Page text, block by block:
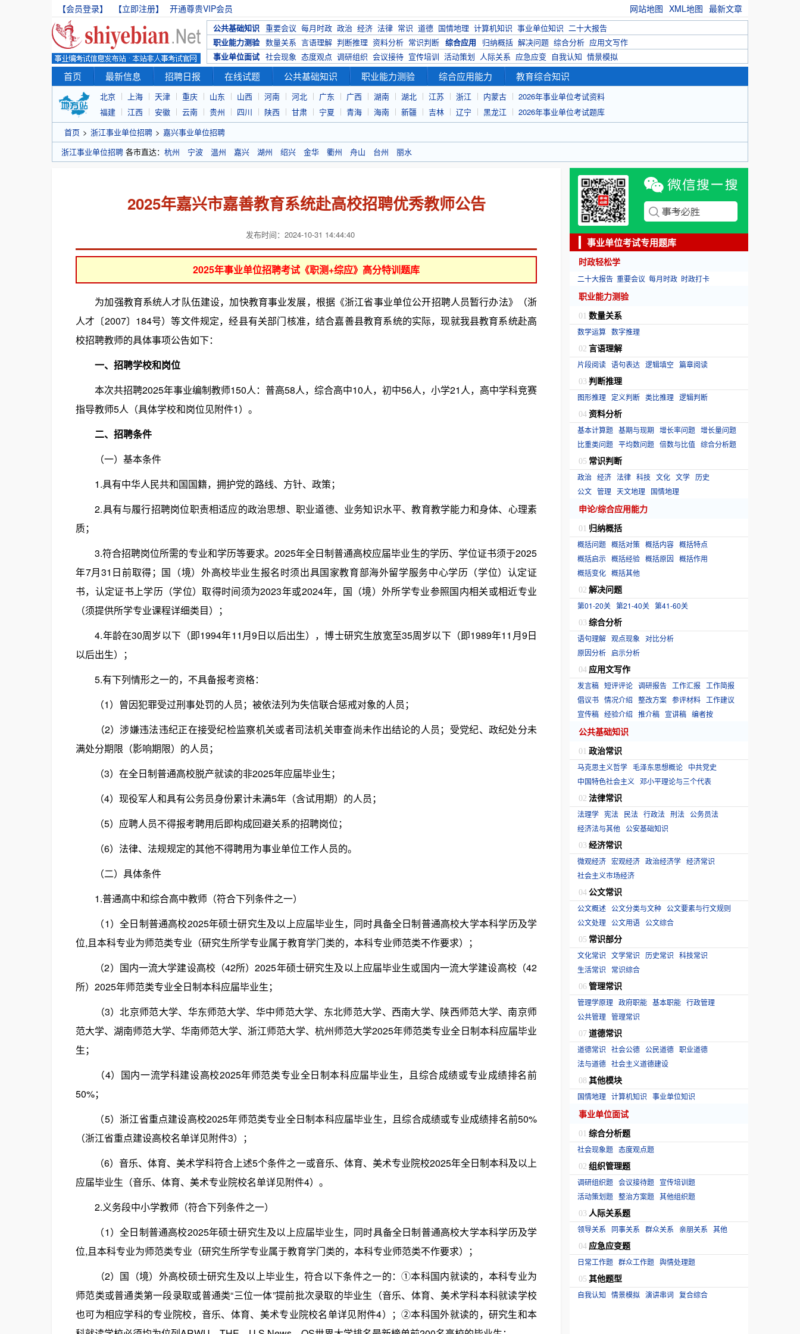
【会员登录】 【立即注册】 开通尊贵VIP会员 网站地图 XML地图 最新文章
公共基础知识 重要会议 每月时政 政治 经济 法律 常识 道德 国情地理 计算机知识 事业单位知识 二十大报告
职业能力测验 数量关系 言语理解 判断推理 资料分析 常识判断 综合应用 归纳概括 解决问题 综合分析 应用文写作
事业单位面试 社会现象 态度观点 调研组织 会议接待 宣传培训 活动策划 人际关系 应急应变 自我认知 情景模拟
首页 最新信息 招聘日报 在线试题 公共基础知识 职业能力测验 综合应用能力 教育综合知识
北京 上海 天津 重庆 山东 山西 河南 河北 广东 广西 湖南 湖北 江苏 浙江 内蒙古
2026年事业单位考试资料
福建
江西 安徽 云南 贵州 四川 陕西 甘肃 宁夏 青海 海南 新疆 吉林 辽宁 黑龙江
2026年事业单位考试题库
首页 > 浙江事业单位招聘 > 嘉兴事业单位招聘
浙江事业单位招聘 各市直达： 杭州 宁波 温州 嘉兴 湖州 绍兴 金华 衢州 舟山 台州 丽水
2025年嘉兴市嘉善教育系统赴高校招聘优秀教师公告
发布时间：2024-10-31 14:44:40
2025年事业单位招聘考试《职测+综应》高分特训题库
为加强教育系统人才队伍建设，加快教育事业发展，根据《浙江省事业单位公开招聘人员暂行办法》（浙
人才〔2007〕184号）等文件规定，经县有关部门核准，结合嘉善县教育系统的实际，现就我县教育系统赴高
校招聘教师的具体事项公告如下：
一、招聘学校和岗位
本次共招聘2025年事业编制教师150人：普高58人，综合高中10人，初中56人，小学21人，高中学科竞赛
指导教师5人（具体学校和岗位见附件1）。
二、招聘条件
（一）基本条件
1.具有中华人民共和国国籍，拥护党的路线、方针、政策；
2.具有与履行招聘岗位职责相适应的政治思想、职业道德、业务知识水平、教育教学能力和身体、心理素
质；
3.符合招聘岗位所需的专业和学历等要求。2025年全日制普通高校应届毕业生的学历、学位证书须于2025
年7月31日前取得；国（境）外高校毕业生报名时须出具国家教育部海外留学服务中心学历（学位）认定证
书，认定证书上学历（学位）取得时间须为2023年或2024年，国（境）外所学专业参照国内相关或相近专业
（须提供所学专业课程详细类目）；
4.年龄在30周岁以下（即1994年11月9日以后出生），博士研究生放宽至35周岁以下（即1989年11月9日
以后出生）；
5.有下列情形之一的，不具备报考资格：
（1）曾因犯罪受过刑事处罚的人员；被依法列为失信联合惩戒对象的人员；
（2）涉嫌违法违纪正在接受纪检监察机关或者司法机关审查尚未作出结论的人员；受党纪、政纪处分未
满处分期限（影响期限）的人员；
（3）在全日制普通高校脱产就读的非2025年应届毕业生；
（4）现役军人和具有公务员身份累计未满5年（含试用期）的人员；
（5）应聘人员不得报考聘用后即构成回避关系的招聘岗位；
（6）法律、法规规定的其他不得聘用为事业单位工作人员的。
（二）具体条件
1.普通高中和综合高中教师（符合下列条件之一）
（1）全日制普通高校2025年硕士研究生及以上应届毕业生，同时具备全日制普通高校大学本科学历及学
位,且本科专业为师范类专业（研究生所学专业属于教育学门类的，本科专业师范类不作要求）；
（2）国内一流大学建设高校（42所）2025年硕士研究生及以上应届毕业生或国内一流大学建设高校（42
所）2025年师范类专业全日制本科应届毕业生；
（3）北京师范大学、华东师范大学、华中师范大学、东北师范大学、西南大学、陕西师范大学、南京师
范大学、湖南师范大学、华南师范大学、浙江师范大学、杭州师范大学2025年师范类专业全日制本科应届毕业
生；
（4）国内一流学科建设高校2025年师范类专业全日制本科应届毕业生，且综合成绩或专业成绩排名前
50%；
（5）浙江省重点建设高校2025年师范类专业全日制本科应届毕业生，且综合成绩或专业成绩排名前50%
（浙江省重点建设高校名单详见附件3）；
（6）音乐、体育、美术学科符合上述5个条件之一或音乐、体育、美术专业院校2025年全日制本科及以上
应届毕业生（音乐、体育、美术专业院校名单详见附件4）。
2.义务段中小学教师（符合下列条件之一）
（1）全日制普通高校2025年硕士研究生及以上应届毕业生，同时具备全日制普通高校大学本科学历及学
位,且本科专业为师范类专业（研究生所学专业属于教育学门类的，本科专业师范类不作要求）；
（2）国（境）外高校硕士研究生及以上毕业生，符合以下条件之一的：①本科国内就读的，本科专业为
师范类或普通类第一段录取或普通类“三位一体”提前批次录取的毕业生（音乐、体育、美术学科本科就读学校
也可为相应学科的专业院校，音乐、体育、美术专业院校名单详见附件4）；②本科国外就读的，研究生和本
事业单位考试专用题库
时政轻松学
二十大报告 重要会议 每月时政 时政打卡
职业能力测验
01 数量关系
数学运算 数字推理
02 言语理解
片段阅读 语句表达 逻辑填空 篇章阅读
03 判断推理
图形推理 定义判断 类比推理 逻辑判断
04 资料分析
基本计算题 基期与现期 增长率问题 增长量问题
比重类问题 平均数问题 倍数与比值 综合分析题
05 常识判断
政治 经济 法律 科技 文化 文学 历史
公文 管理 天文地理 国情地理
申论/综合应用能力
01 归纳概括
概括问题 概括对策 概括内容 概括特点
概括启示 概括经验 概括原因 概括作用
概括变化 概括其他
02 解决问题
第01-20关 第21-40关 第41-60关
03 综合分析
语句理解 观点现象 对比分析
原因分析 启示分析
04 应用文写作
发言稿 短评评论 调研报告 工作汇报
工作简报
倡议书 情况介绍 整改方案 参评材料 工作建议
宣传稿 经验介绍 推介稿 宣讲稿 编者按
公共基础知识
01 政治常识
马克思主义哲学 毛泽东思想概论 中共党史
中国特色社会主义 邓小平理论与三个代表
02 法律常识
法理学 宪法 民法 行政法 刑法 公务员法
经济法与其他 公安基础知识
03 经济常识
微观经济 宏观经济 政治经济学 经济常识
社会主义市场经济
04 公文常识
公文概述 公文分类与文种 公文要素与行文规则
公文处理 公文用语 公文综合
05 常识部分
文化常识 文学常识 历史常识 科技常识
生活常识
常识综合
06 管理常识
管理学原理 政府职能 基本职能 行政管理
公共管理 管理常识
07 道德常识
道德常识 社会公德 公民道德 职业道德
法与道德 社会主义道德建设
08 其他模块
国情地理 计算机知识 事业单位知识
事业单位面试
01 综合分析题
社会现象题 态度观点题
02 组织管理题
调研组织题 会议接待题 宣传培训题
活动策划题 整治方案题 其他组织题
03 人际关系题
领导关系 同事关系 群众关系 亲朋关系 其他
04 应急应变题
日常工作题 群众工作题 舆情处理题
05 其他题型
自我认知 情景模拟 演讲串词 复合综合